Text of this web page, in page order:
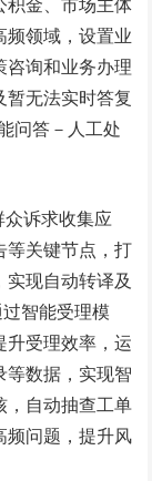
积金、市场主体
频领域，设置业
咨询和业务办理
暂无法实时答复
问答－人工处
诉求收集应
等关键节点，打
实现自动转译及
智能受理模
升受理效率，运
等数据，实现智
，自动抽查工单
频问题，提升风